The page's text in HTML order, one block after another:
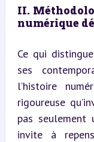
II.
numérique
Ce qui
ses
l’histoire
rigoureuse
pas
invite à